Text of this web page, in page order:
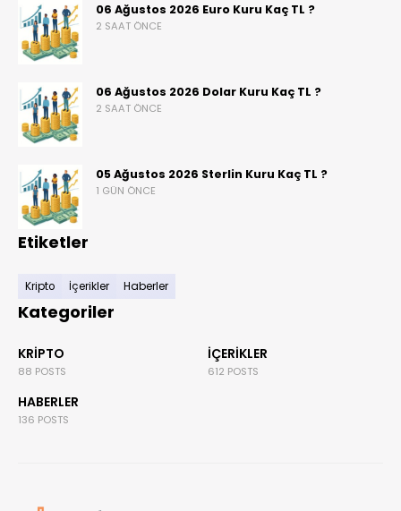
06 Ağustos 2026 Euro Kuru Kaç TL ?
2 SAAT ÖNCE
06 Ağustos 2026 Dolar Kuru Kaç TL ?
2 SAAT ÖNCE
05 Ağustos 2026 Sterlin Kuru Kaç TL ?
1 GÜN ÖNCE
Etiketler
Kripto İçerikler Haberler
Kategoriler
KRIPTO
88 POSTS
İÇERIKLER
612 POSTS
HABERLER
136 POSTS